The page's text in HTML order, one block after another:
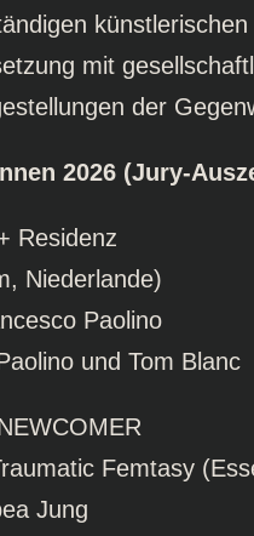
mit
der
2026 (Jury-
Residenz
Niederlande)
Paolino
und Tom Blanc
Femtasy
Jung